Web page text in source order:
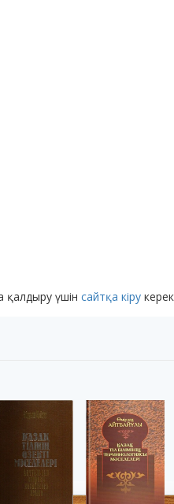
қалдыру үшін сайтқа кіру